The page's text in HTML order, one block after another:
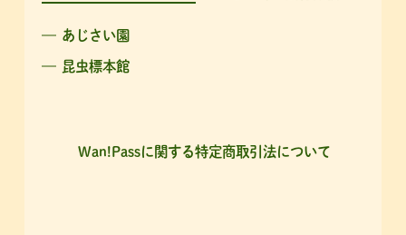
あじさい園
昆虫標本館
Wan!Passに関する特定商取引法について